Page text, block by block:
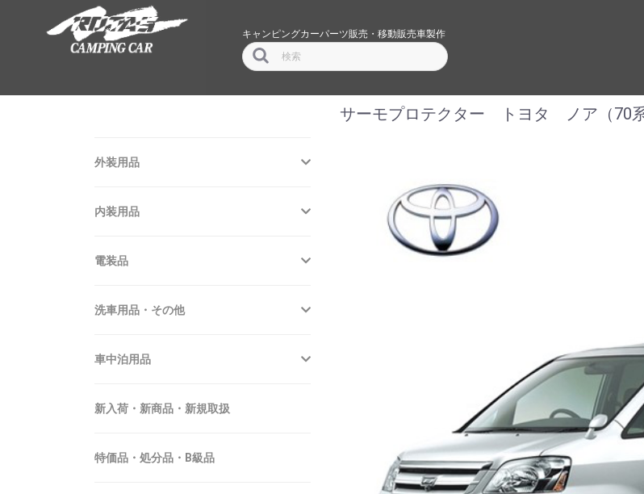
キャンピングカーパーツ販売・移動販売車製作
外装用品
内装用品
電装品
洗車用品・その他
車中泊用品
新入荷・新商品・新規取扱
特価品・処分品・B級品
サーモプロテクター トヨタ ノア（70系